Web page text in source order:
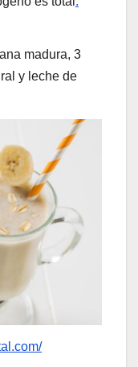
madura, 3
y leche de